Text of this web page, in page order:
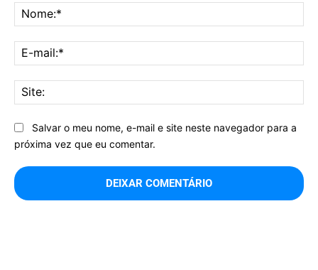
Salvar o meu nome, e-mail e site neste navegador para a
próxima vez que eu comentar.